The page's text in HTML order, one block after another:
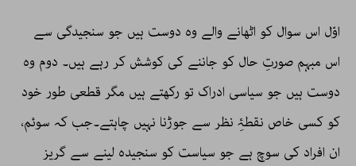
اوّل اس سوال کو اٹھانے والے وہ دوست ہیں جو سنجیدگی سے
اس مبہم صورتِ حال کو جاننے کی کوشش کر رہے ہیں۔ دوم وہ
دوست ہیں جو سیاسی ادراک تو رکھتے ہیں مگر قطعی طور خود
کو کسی خاص نقطۂِ نظر سے جوڑنا نہیں چاہتے۔جب کہ سوئم،
ان افراد کی سوچ ہے جو سیاست کو سنجیدہ لینے سے گریز